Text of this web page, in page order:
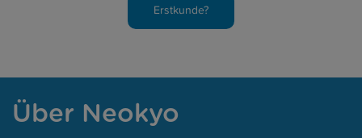
Erstkunde?
Über Neokyo